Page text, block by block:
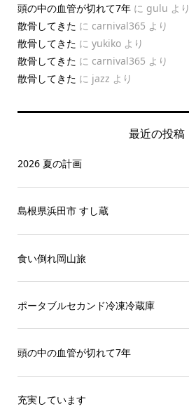
頭の中の血管が切れて7年に gulu より
散骨してきた に carnival365 より
散骨してきた に yukikoより
散骨してきた に carnival365 より
散骨してきた に jazz より
最近の投稿
2026 夏の計画
島根県浜田市 すし蔵
食い倒れ岡山旅
ポータブルセカンド冷凍冷蔵庫
頭の中の血管が切れて7年
充実しています